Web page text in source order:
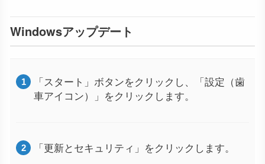
Windowsアップデート
「スタート」ボタンをクリックし、「設定（歯
車アイコン）」をクリックします。
「更新とセキュリティ」をクリックします。